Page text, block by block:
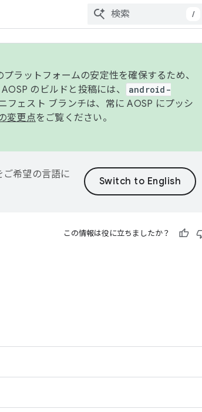
/
ラットフォームの安定性を確保するため、
のビルドと投稿には、
android-
フェスト ブランチは、常に AOSP にプッシ
変更点をご覧ください。
希望の言語に
この情報は役に立ちましたか？